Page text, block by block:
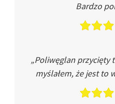
Bardzo
„Poliwęglan przycięty
myślałem, że jest to